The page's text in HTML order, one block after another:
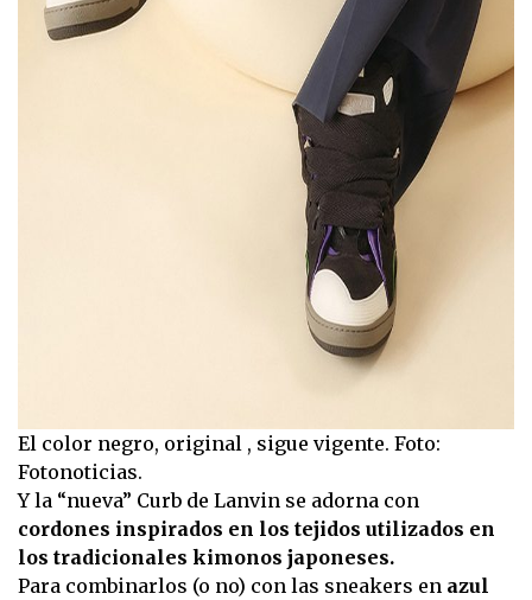
El color negro, original , sigue vigente. Foto:
Fotonoticias.
Y la “nueva” Curb de Lanvin se adorna con
cordones inspirados en los tejidos utilizados en
los tradicionales kimonos japoneses.
Para combinarlos (o no) con las sneakers en azul